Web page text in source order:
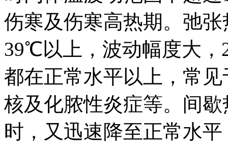
伤寒及伤寒高热期。弛
39℃以上，波动幅度大
都在正常水平以上，常
核及化脓性炎症等。间
时，又迅速降至正常水